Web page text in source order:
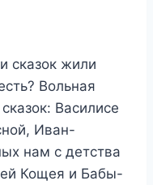
сказок жили
Вольная
Василисе
Иван-
нам с детства
Кощея и Бабы-